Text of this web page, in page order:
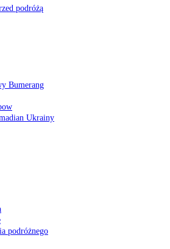
podróżą
Bumerang
Ukrainy
podróżnego